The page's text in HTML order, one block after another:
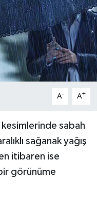
A- A+
sabah
sağanak yağış
itibaren ise
görünüme